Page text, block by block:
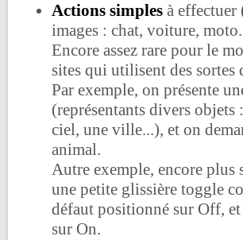
Actions simples à effectuer
images : chat, voiture,
Encore assez rare pour le
sites qui utilisent des sortes
Par exemple, on présente
(représentants divers
ciel, une ville...), et on
animal.
Autre exemple, encore
une petite glissière toggle
défaut positionné sur Off,
sur On.